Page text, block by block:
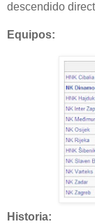
descendido
Equipos:
Historia: